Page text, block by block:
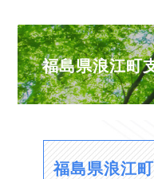
福島県浪江町
福島県浪江